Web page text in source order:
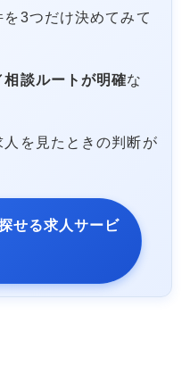
3つだけ決めてみて
談ルートが明確な
を見たときの判断が
せる求人サービ